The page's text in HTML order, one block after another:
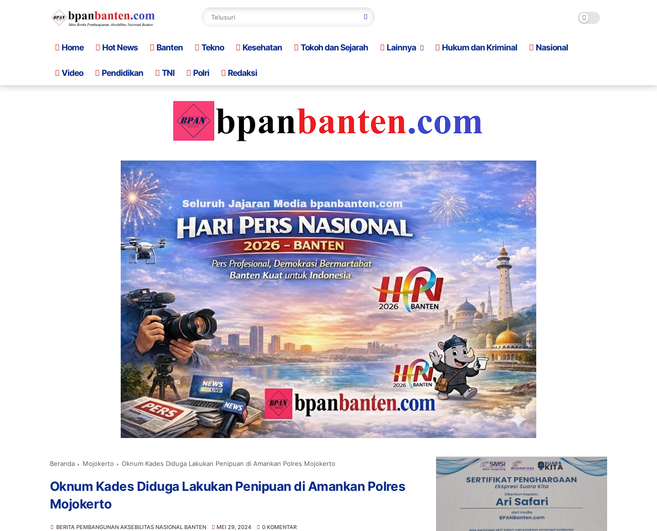
Home Hot News Banten Tekno Kesehatan Tokoh dan Sejarah Lainnya Hukum dan Kriminal Nasional
Video Pendidikan TNI Polri Redaksi
Beranda Mojokerto Oknum Kades Diduga Lakukan Penipuan di Amankan Polres Mojokerto
Oknum Kades Diduga Lakukan Penipuan di Amankan Polres
Mojokerto
BERITA PEMBANGUNAN AKSEBILITAS NASIONAL BANTEN MEI 29, 2024 0 KOMENTAR